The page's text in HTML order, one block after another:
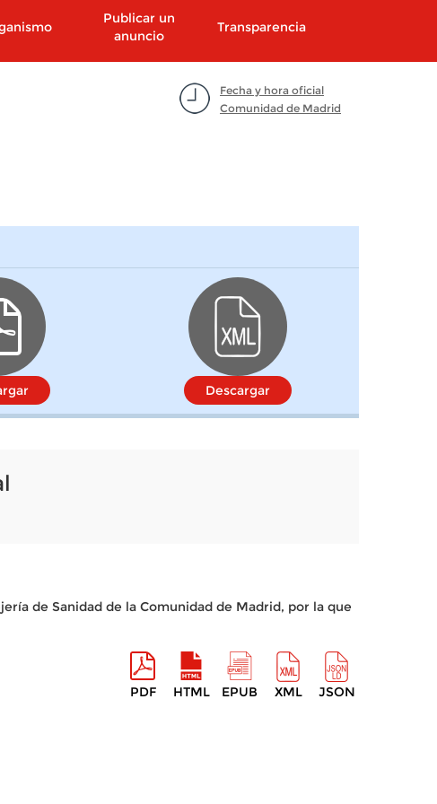
Publicar un
anuncio
Transparencia
Fecha y hora oficial
Comunidad de Madrid
Descargar
de Sanidad de la Comunidad de Madrid, por la que
PDF HTML EPUB XML JSON